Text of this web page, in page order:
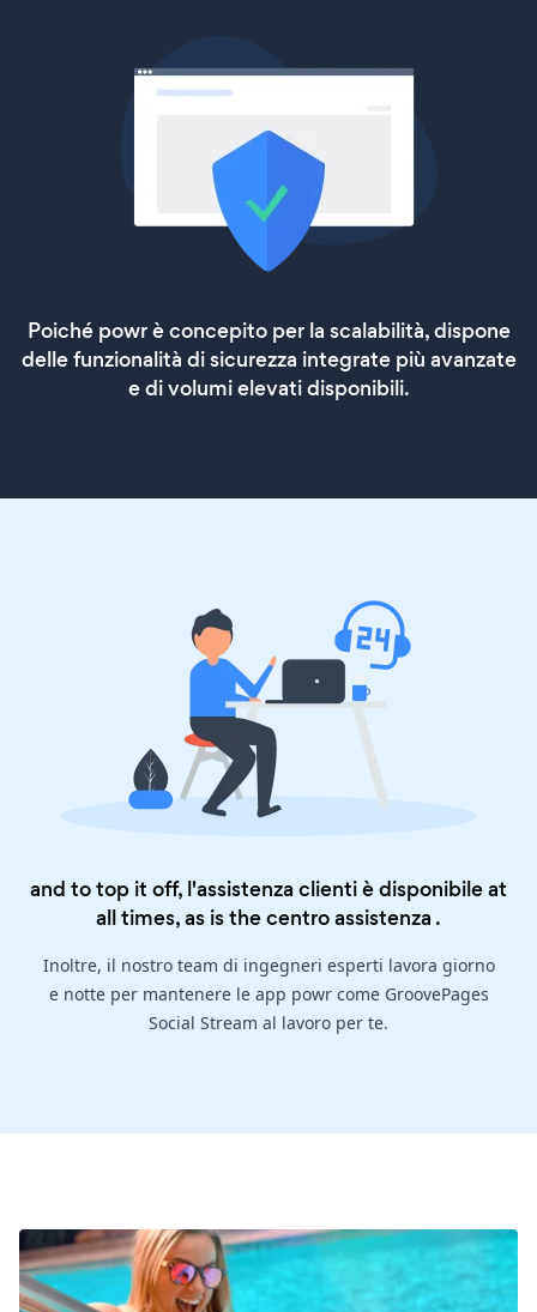
Poiché powr è concepito per la scalabilità, dispone
delle funzionalità di sicurezza integrate più avanzate
e di volumi elevati disponibili.
and to top it off, l'assistenza clienti è disponibile at
all times, as is thecentro assistenza .
Inoltre, il nostro team di ingegneri esperti lavora giorno
e notte per mantenere le app powr come GroovePages
Social Stream al lavoro per te.